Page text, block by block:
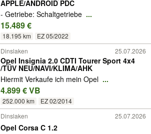
APPLE/ANDROID PDC
- Getriebe: Schaltgetriebe ...
15.489 €
18.195 km EZ 05/2022
Dinslaken 25.07.2026
Opel Insignia 2.0 CDTI Tourer Sport 4x4
/TÜV NEU/NAVI/KLIMA/AHK
Hiermit Verkaufe ich mein Opel ...
4.899 € VB
252.000 km EZ 02/2014
Dinslaken 25.07.2026
Opel Corsa C 1.2